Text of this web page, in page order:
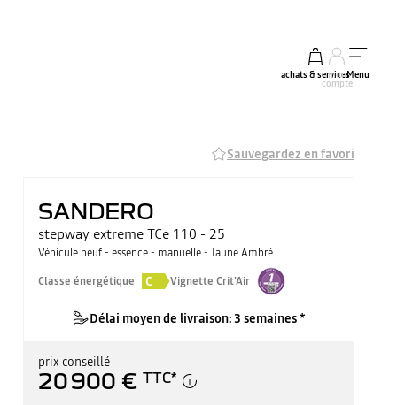
achats & services
mon
compte
Menu
Sauvegardez en favori
SANDERO
stepway extreme TCe 110 - 25
Véhicule neuf - essence - manuelle - Jaune Ambré
Classe énergétique
C Vignette Crit'Air
Délai moyen de livraison: 3 semaines *
prix conseillé
20 900 € TTC*